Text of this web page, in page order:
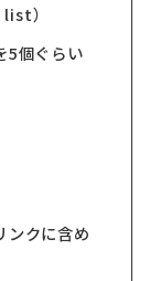
）
5個ぐらい
ンクに含め